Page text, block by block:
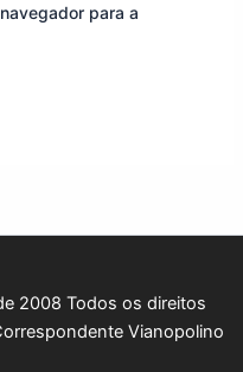
para a
2008 Todos os direitos
Vianopolino